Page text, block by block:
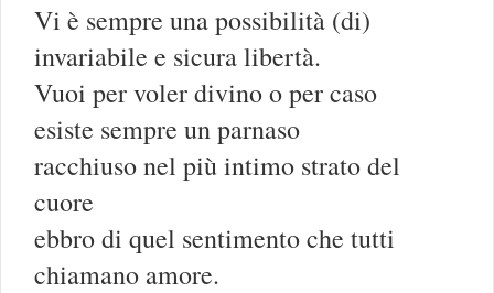
Vi è sempre una possibilità (di)
invariabile e sicura libertà.
Vuoi per voler divino o per caso
esiste sempre un parnaso
racchiuso nel più intimo strato del
cuore
ebbro di quel sentimento che tutti
chiamano amore.